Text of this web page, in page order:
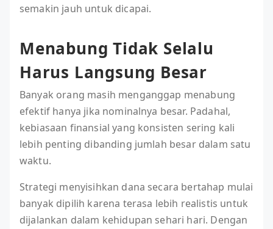
semakin jauh untuk dicapai.
Menabung Tidak Selalu
Harus Langsung Besar
Banyak orang masih menganggap menabung
efektif hanya jika nominalnya besar. Padahal,
kebiasaan finansial yang konsisten sering kali
lebih penting dibanding jumlah besar dalam satu
waktu.
Strategi menyisihkan dana secara bertahap mulai
banyak dipilih karena terasa lebih realistis untuk
dijalankan dalam kehidupan sehari hari. Dengan